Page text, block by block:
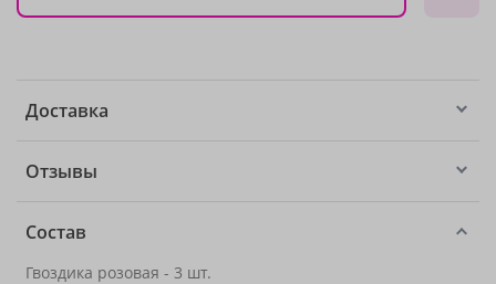
Доставка
Отзывы
Состав
Гвоздика розовая - 3 шт.